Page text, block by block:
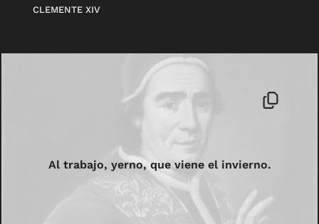
CLEMENTE XIV
Al trabajo, yerno, que viene el invierno.